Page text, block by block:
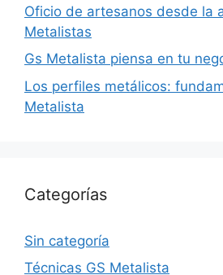
Oficio de artesanos desde la
Metalistas
Gs Metalista piensa en tu
Los perfiles metálicos:
Metalista
Categorías
Sin categoría
Técnicas GS Metalista